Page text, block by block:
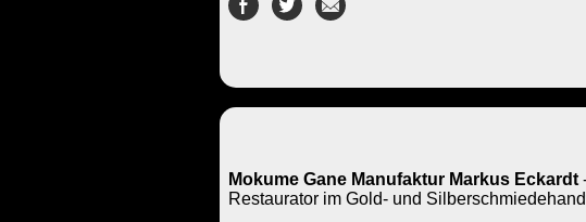
Mokume Gane Manufaktur Markus Eckardt
Restaurator im Gold- und